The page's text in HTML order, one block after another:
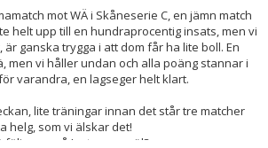
mot WÄ i Skåneserie C, en jämn match
helt upp till en hundraprocentig insats, men vi
ganska trygga i att dom får ha lite boll. En
men vi håller undan och alla poäng stannar i
varandra, en lagseger helt klart.
lite träningar innan det står tre matcher
helg, som vi älskar det!
följa oss på Instagram väl?